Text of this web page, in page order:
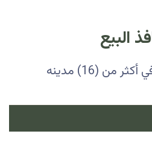
البيع
من (16) مدينه